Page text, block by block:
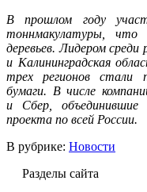
В прошлом году
тоннмакулатуры, что
деревьев. Лидером
и Калининградская
трех регионов стали
бумаги. В числе
и Сбер, объединившие
проекта по всей России.
В рубрике: Новости
Разделы сайта